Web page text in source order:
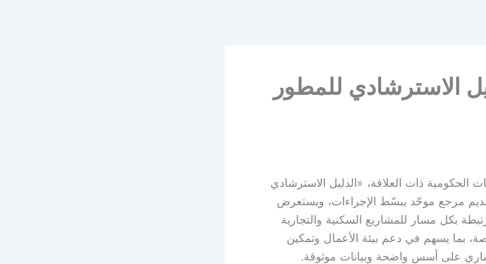
الاسترشادي للمطور
الحكومية ذات العلاقة، «الدليل الاسترشادي
مرجع موحّد يبسّط الإجراءات، ويستعرض
بكل مسار للمشاريع السكنية والتجارية
بما يسهم في دعم بيئة الأعمال وتمكين
على أسس واضحة وبيانات موثوقة.